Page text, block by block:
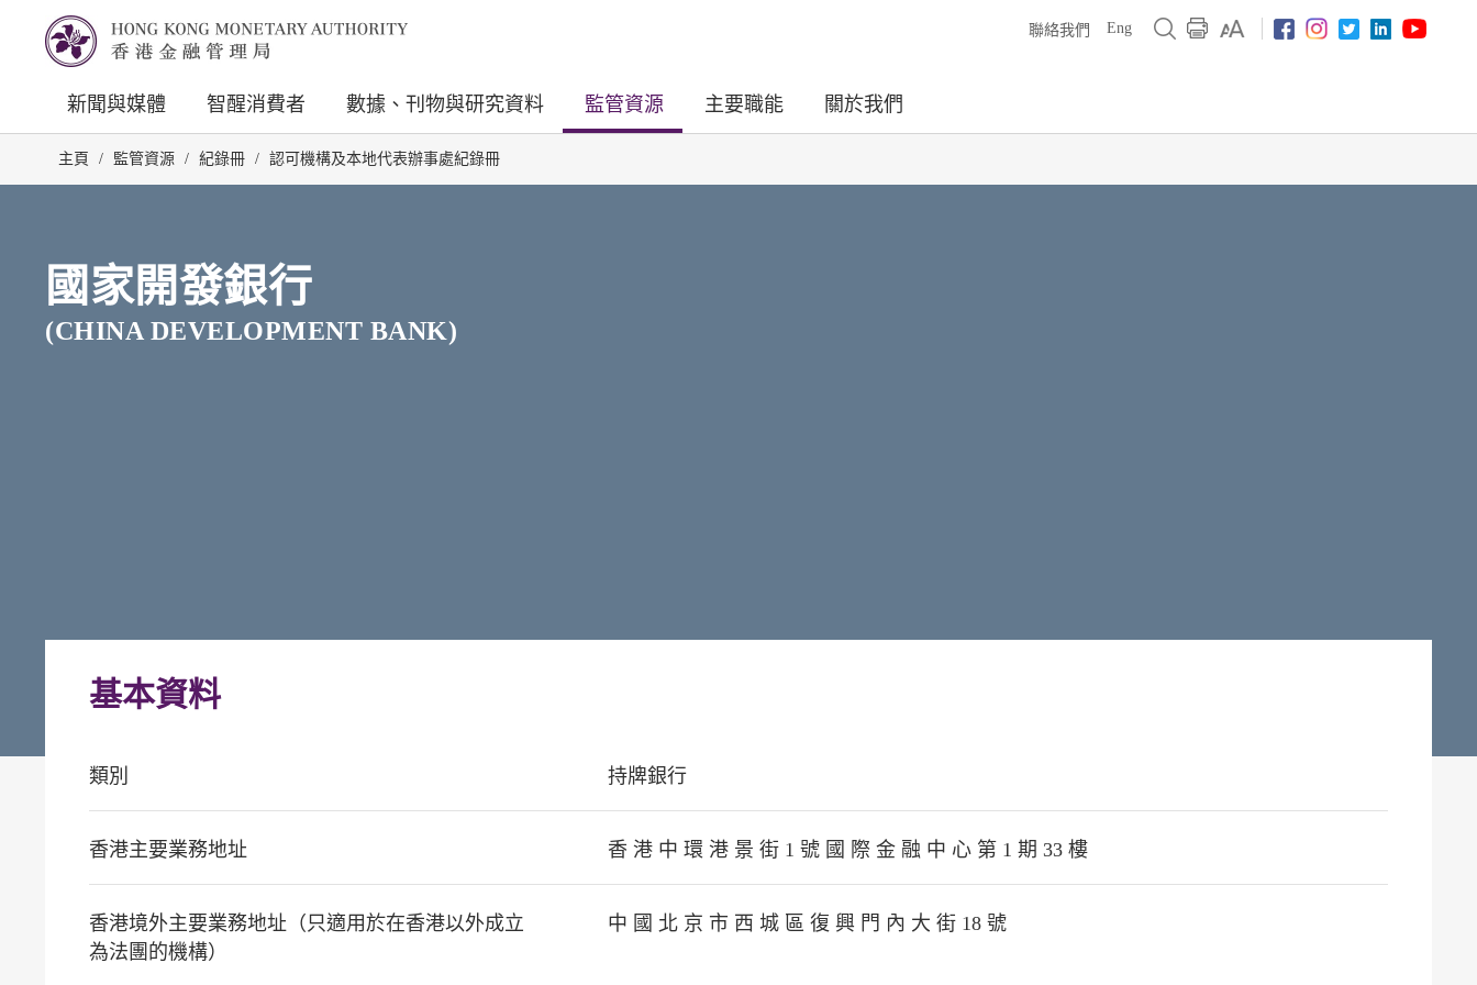
聯絡我們 Eng
新聞與媒體 智醒消費者 數據、刊物與研究資料 監管資源 主要職能 關於我們
主頁 / 監管資源 / 紀錄冊 / 認可機構及本地代表辦事處紀錄冊
國家開發銀行
(CHINA DEVELOPMENT BANK)
基本資料
類別 持牌銀行
香港主要業務地址 香 港 中 環 港 景 街 1 號 國 際 金 融 中 心 第 1 期 33 樓
香港境外主要業務地址（只適用於在香港以外成立
為法團的機構）
中 國 北 京 市 西 城 區 復 興 門 內 大 街 18 號